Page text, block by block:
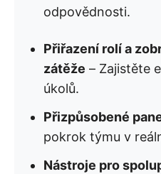
odpovědnosti.
Přiřazení rolí a
zátěže – Zajistěte
úkolů.
Přizpůsobené
pokrok týmu v
Nástroje pro